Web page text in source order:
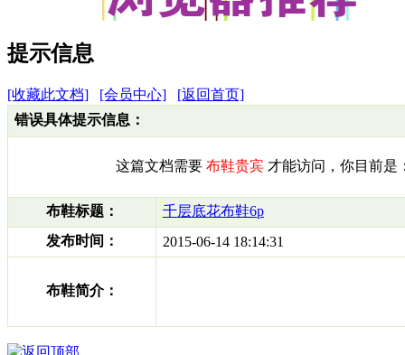
提示信息
[收藏此文档] [会员中心]
[返回首页]
错误具体提示信息：
这篇文档需要 布鞋贵宾 才能访问，你目前是
布鞋标题：
千层底花布鞋6p
发布时间：
2015-06-14 18:14:31
布鞋简介：